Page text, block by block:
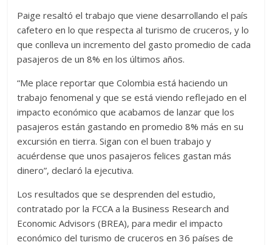
Paige resaltó el trabajo que viene desarrollando el país
cafetero en lo que respecta al turismo de cruceros, y lo
que conlleva un incremento del gasto promedio de cada
pasajeros de un 8% en los últimos años.
“Me place reportar que Colombia está haciendo un
trabajo fenomenal y que se está viendo reflejado en el
impacto económico que acabamos de lanzar que los
pasajeros están gastando en promedio 8% más en su
excursión en tierra. Sigan con el buen trabajo y
acuérdense que unos pasajeros felices gastan más
dinero”, declaró la ejecutiva.
Los resultados que se desprenden del estudio,
contratado por la FCCA a la Business Research and
Economic Advisors (BREA), para medir el impacto
económico del turismo de cruceros en 36 países de